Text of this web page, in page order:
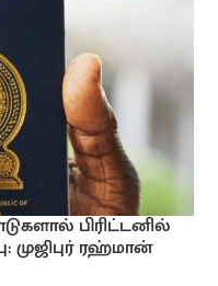
பிரிட்டனில்
முஜிபுர் ரஹ்மான்